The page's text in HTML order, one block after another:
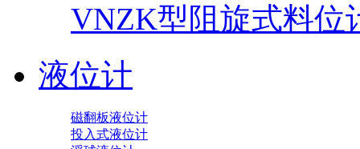
VNZK型阻旋式料位
液位计
磁翻板液位计
投入式液位计